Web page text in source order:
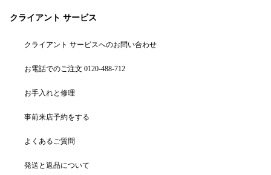
クライアント サービス
クライアント サービスへのお問い合わせ
お電話でのご注文 0120-488-712
お手入れと修理
事前来店予約をする
よくあるご質問
発送と返品について